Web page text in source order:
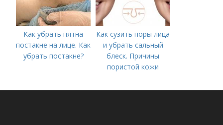
Как убрать пятна
постакне на лице. Как
убрать постакне?
Как сузить поры лица
и убрать сальный
блеск. Причины
пористой кожи